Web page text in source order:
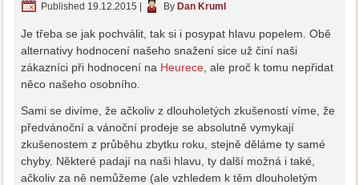
Published 19.12.2015 By Dan Kruml
Je třeba se jak pochválit, tak si i posypat hlavu popelem. Obě
alternativy hodnocení našeho snažení sice už činí naši
zákazníci při hodnocení na Heurece , ale proč k tomu nepřidat
něco našeho osobního.
Sami se divíme, že ačkoliv z dlouholetých zkušeností víme, že
předvánoční a vánoční prodeje se absolutně vymykají
zkušenostem z průběhu zbytku roku, stejně děláme ty samé
chyby. Některé padají na naši hlavu, ty další možná i také,
ačkoliv za ně nemůžeme (ale vzhledem k těm dlouholetým